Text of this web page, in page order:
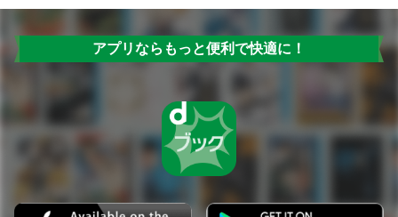
アプリならもっと便利で快適に！